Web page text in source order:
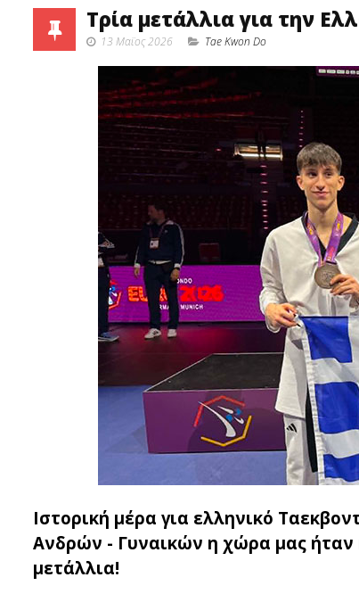
Τρία μετάλλια για την
13 Μαϊος 2026 Tae Kwon Do
Ιστορική μέρα για ελληνικό
Ανδρών - Γυναικών η χώρα μας ήταν
μετάλλια!